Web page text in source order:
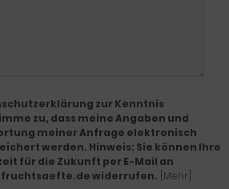
zur Kenntnis
zu, dass meine Angaben und
meiner Anfrage elektronisch
werden. Hinweis: Sie können Ihre
für die Zukunft per E-Mail an
widerrufen. [Mehr]